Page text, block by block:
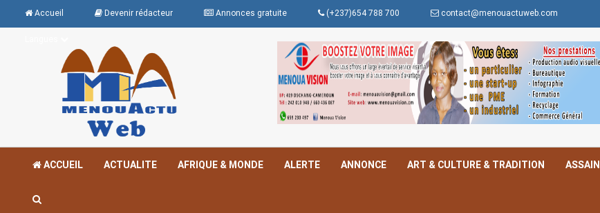
Accueil Devenir rédacteur Annonces gratuite (+237)654 788 700 contact@menouactuweb.com
ACCUEIL ACTUALITE AFRIQUE & MONDE ALERTE ANNONCE ART & CULTURE & TRADITION